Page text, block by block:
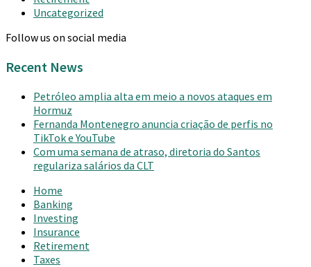
Uncategorized
Follow us on social media
Recent News
Petróleo amplia alta em meio a novos ataques em
Hormuz
Fernanda Montenegro anuncia criação de perfis no
TikTok e YouTube
Com uma semana de atraso, diretoria do Santos
regulariza salários da CLT
Home
Banking
Investing
Insurance
Retirement
Taxes